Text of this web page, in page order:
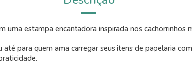
estampa encantadora inspirada nos cachorrinhos
para quem ama carregar seus itens de papelaria